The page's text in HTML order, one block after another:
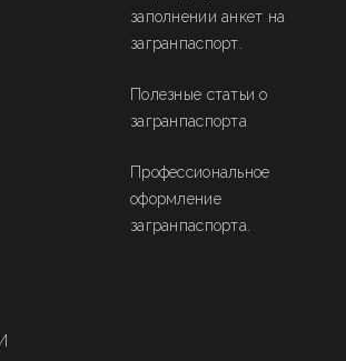
заполнении анкет на
загранпаспорт.
Полезные статьи о
загранпаспорта
Профессиональное
оформление
загранпаспорта.